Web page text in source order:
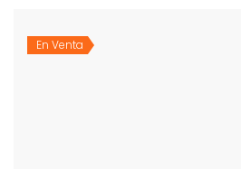
En Venta